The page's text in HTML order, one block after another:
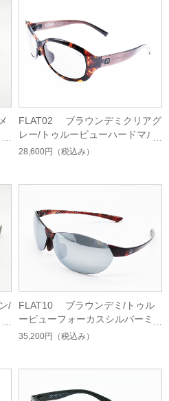
FLAT02 ブラウンデミクリアグ
レー/トゥルービューハードマル
チシングルコート
28,600円 （税込み）
/
FLAT10 ブラウンデミ/トゥル
ービューフォーカスシルバーミ
ラーコート
35,200円 （税込み）